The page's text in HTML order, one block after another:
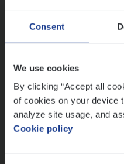
Consent
We use cookies
By clicking “Accept all
of cookies on your device
analyze site usage, and
Cookie policy
Dos­sier­be­heer­der
Insurance Operations
Mechelen